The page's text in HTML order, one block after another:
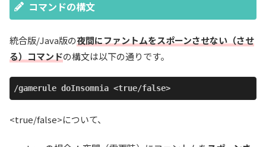
コマンドの構文
統合版/Java版の夜間にファントムをスポーンさせない（させ
る）コマンドの構文は以下の通りです。
/gamerule doInsomnia <true/false>
<true/false>について、